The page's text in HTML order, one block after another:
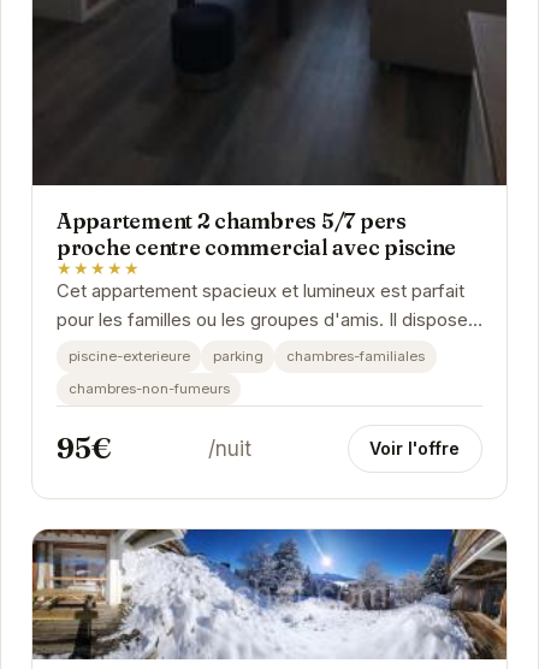
Appartement 2 chambres 5/7 pers
proche centre commercial avec piscine
★★★★★
Cet appartement spacieux et lumineux est parfait
pour les familles ou les groupes d'amis. Il dispose
de deux chambres confortables, d'une cuisine...
piscine-exterieure parking
chambres-familiales
chambres-non-fumeurs
95€ /nuit Voir l'offre